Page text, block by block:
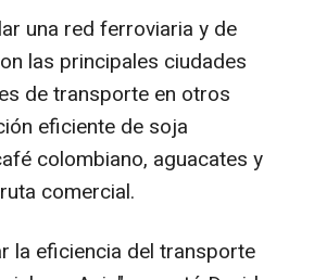
una red ferroviaria y de
las principales ciudades
de transporte en otros
eficiente de soja
colombiano, aguacates y
comercial.
la eficiencia del transporte